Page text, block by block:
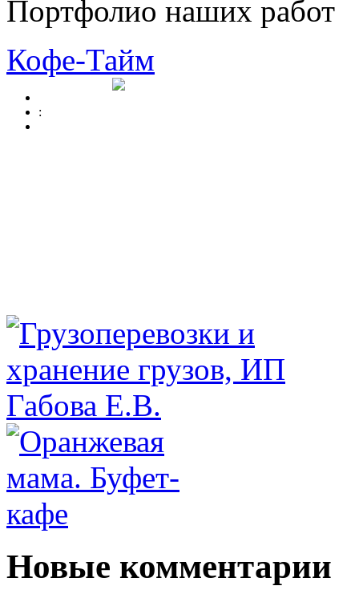
Портфолио наших работ
Кофе-Тайм
:
Новые комментарии